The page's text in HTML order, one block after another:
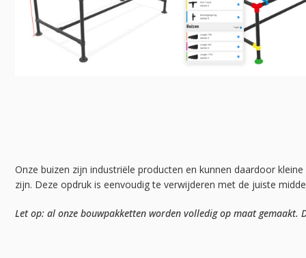
Onze buizen zijn industriële producten en kunnen daardoor
zijn. Deze opdruk is eenvoudig te verwijderen met de juiste
Let op: al onze bouwpakketten worden volledig op maat